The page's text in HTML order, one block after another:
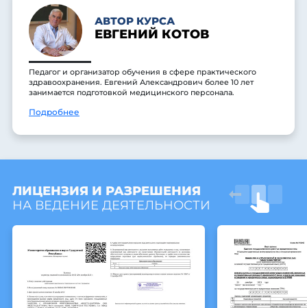
АВТОР КУРСА
ЕВГЕНИЙ КОТОВ
Педагог и организатор обучения в сфере практического
здравоохранения. Евгений Александрович более 10 лет
занимается подготовкой медицинского персонала.
Подробнее
ЛИЦЕНЗИЯ И РАЗРЕШЕНИЯ
НА ВЕДЕНИЕ ДЕЯТЕЛЬНОСТИ